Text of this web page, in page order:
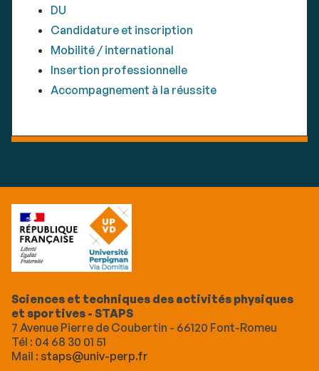
DU
Candidature et inscription
Mobilité / international
Insertion professionnelle
Accompagnement à la réussite
Sciences et techniques des activités physiques
et sportives - STAPS
7 Avenue Pierre de Coubertin - 66120 Font-Romeu
Tél : 04 68 30 01 51
Mail : staps@univ-perp.fr